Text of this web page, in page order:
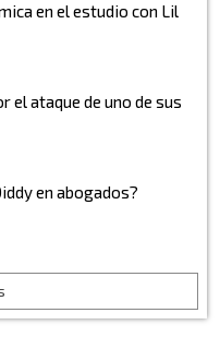
en el estudio con Lil
el ataque de uno de sus
en abogados?